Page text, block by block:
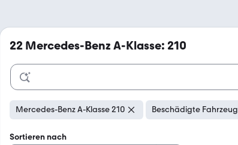
22 Mercedes-Benz A-Klasse: 210
Mercedes-Benz A-Klasse 210 Beschädigte
Sortieren nach